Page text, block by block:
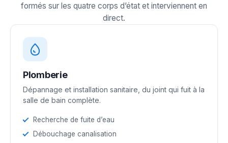
formés sur les quatre corps d’état et interviennent en
direct.
Plomberie
Dépannage et installation sanitaire, du joint qui fuit à la
salle de bain complète.
Recherche de fuite d’eau
Débouchage canalisation